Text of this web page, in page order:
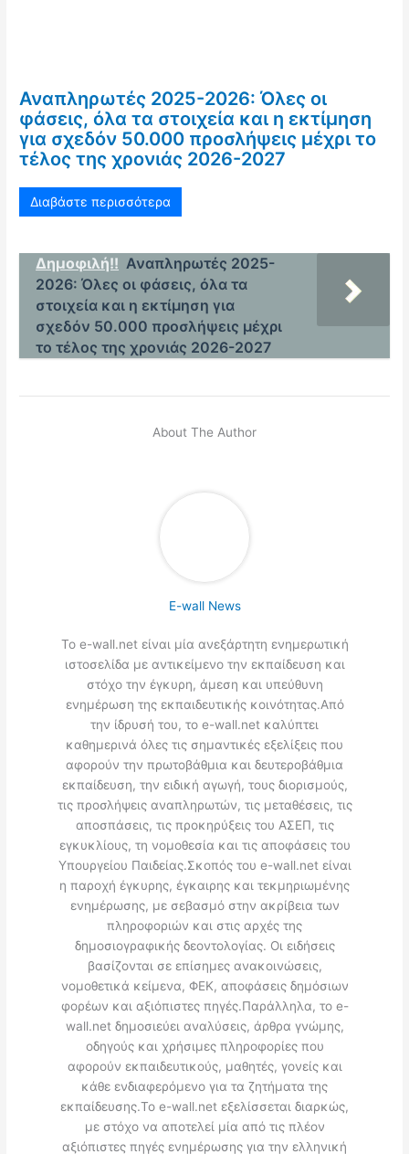
Αναπληρωτές 2025-2026: Όλες οι
φάσεις, όλα τα στοιχεία και η εκτίμηση
για σχεδόν 50.000 προσλήψεις μέχρι το
τέλος της χρονιάς 2026-2027
Διαβάστε περισσότερα
Δημοφιλή!! Αναπληρωτές 2025-
2026: Όλες οι φάσεις, όλα τα
στοιχεία και η εκτίμηση για
σχεδόν 50.000 προσλήψεις μέχρι
το τέλος της χρονιάς 2026-2027
About The Author
E-wall News
Το e-wall.net είναι μία ανεξάρτητη ενημερωτική
ιστοσελίδα με αντικείμενο την εκπαίδευση και
στόχο την έγκυρη, άμεση και υπεύθυνη
ενημέρωση της εκπαιδευτικής κοινότητας.Από
την ίδρυσή του, το e-wall.net καλύπτει
καθημερινά όλες τις σημαντικές εξελίξεις που
αφορούν την πρωτοβάθμια και δευτεροβάθμια
εκπαίδευση, την ειδική αγωγή, τους διορισμούς,
τις προσλήψεις αναπληρωτών, τις μεταθέσεις, τις
αποσπάσεις, τις προκηρύξεις του ΑΣΕΠ, τις
εγκυκλίους, τη νομοθεσία και τις αποφάσεις του
Υπουργείου Παιδείας.Σκοπός του e-wall.net είναι
η παροχή έγκυρης, έγκαιρης και τεκμηριωμένης
ενημέρωσης, με σεβασμό στην ακρίβεια των
πληροφοριών και στις αρχές της
δημοσιογραφικής δεοντολογίας. Οι ειδήσεις
βασίζονται σε επίσημες ανακοινώσεις,
νομοθετικά κείμενα, ΦΕΚ, αποφάσεις δημόσιων
φορέων και αξιόπιστες πηγές.Παράλληλα, το e-
wall.net δημοσιεύει αναλύσεις, άρθρα γνώμης,
οδηγούς και χρήσιμες πληροφορίες που
αφορούν εκπαιδευτικούς, μαθητές, γονείς και
κάθε ενδιαφερόμενο για τα ζητήματα της
εκπαίδευσης.Το e-wall.net εξελίσσεται διαρκώς,
με στόχο να αποτελεί μία από τις πλέον
αξιόπιστες πηγές ενημέρωσης για την ελληνική